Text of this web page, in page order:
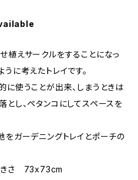
植えサークルをすることになっ
に考えたトレイです。
に使うことが出来、しまうときは
とし、ペタンコにしてスペースを
ガーデニングトレイとポーチの
きさ 73x73cm